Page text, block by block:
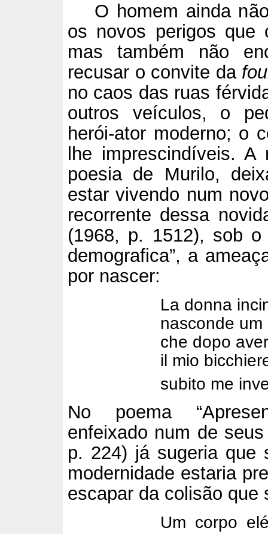
O homem ainda
os novos perigos que
mas também não
recusar o convite da
no caos das ruas
outros veículos, o
herói-ator moderno; o
lhe imprescindíveis.
poesia de Murilo,
estar vivendo num
recorrente dessa
(1968, p. 1512), sob o
demografica”, a
por nascer:
La donna
nasconde um
che dopo
il mio
subito me
No poema
enfeixado num de
p. 224) já sugeria que
modernidade estaria
escapar da colisão que
Um corpo